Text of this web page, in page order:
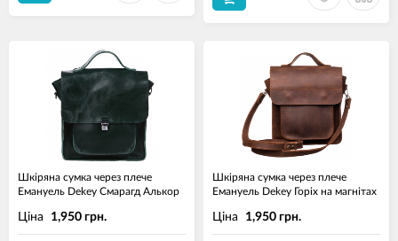
Шкіряна сумка через плече
Емануель Dekey Смарагд Алькор
Ціна 1,950 грн.
Шкіряна сумка через плече
Емануель Dekey Горіх на магнітах
Ціна 1,950 грн.